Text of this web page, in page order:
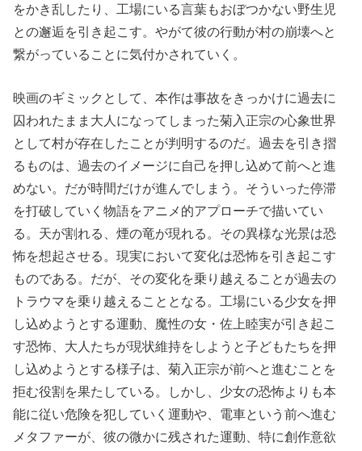
をかき乱したり、工場にいる言葉もおぼつかない野生児
との邂逅を引き起こす。やがて彼の行動が村の崩壊へと
繋がっていることに気付かされていく。
映画のギミックとして、本作は事故をきっかけに過去に
囚われたまま大人になってしまった菊入正宗の心象世界
として村が存在したことが判明するのだ。過去を引き摺
るものは、過去のイメージに自己を押し込めて前へと進
めない。だが時間だけが進んでしまう。そういった停滞
を打破していく物語をアニメ的アプローチで描いてい
る。天が割れる、煙の竜が現れる。その異様な光景は恐
怖を想起させる。現実において変化は恐怖を引き起こす
ものである。だが、その変化を乗り越えることが過去の
トラウマを乗り越えることとなる。工場にいる少女を押
し込めようとする運動、魔性の女・佐上睦実が引き起こ
す恐怖、大人たちが現状維持をしようと子どもたちを押
し込めようとする様子は、菊入正宗が前へと進むことを
拒む役割を果たしている。しかし、少女の恐怖よりも本
能に従い危険を犯していく運動や、電車という前へ進む
メタファーが、彼の微かに残された運動、特に創作意欲